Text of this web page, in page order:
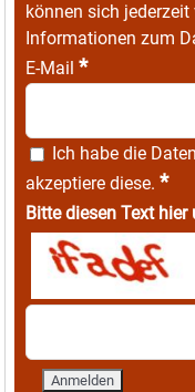
können sich
Informationen zum
E-Mail *
Ich habe die
akzeptiere diese. *
Bitte diesen Text hier